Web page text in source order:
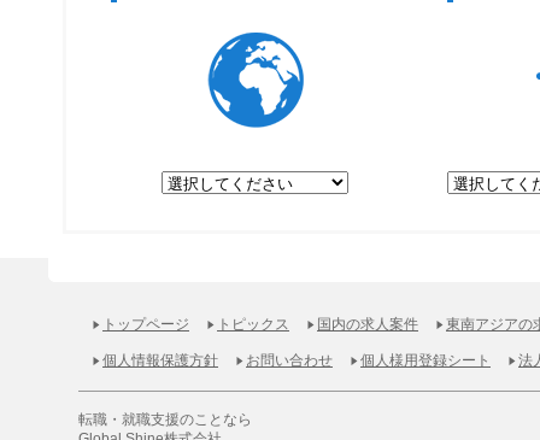
トップページ トピックス 国内の求人案件 東南アジアの
個人情報保護方針 お問い合わせ 個人様用登録シート 法
転職・就職支援のことなら